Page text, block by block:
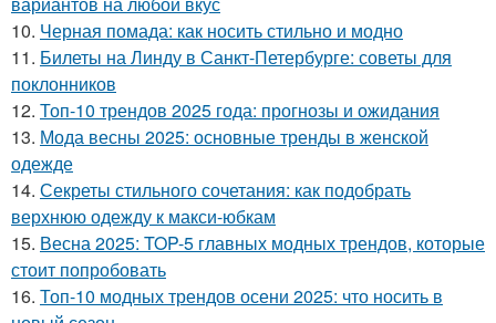
10. Черная помада: как носить стильно и модно
11. Билеты на Линду в Санкт-Петербурге: советы для
поклонников
12. Топ-10 трендов 2025 года: прогнозы и ожидания
13. Мода весны 2025: основные тренды в женской
одежде
14. Секреты стильного сочетания: как подобрать
верхнюю одежду к макси-юбкам
15. Весна 2025: TOP-5 главных модных трендов, которые
стоит попробовать
16. Топ-10 модных трендов осени 2025: что носить в